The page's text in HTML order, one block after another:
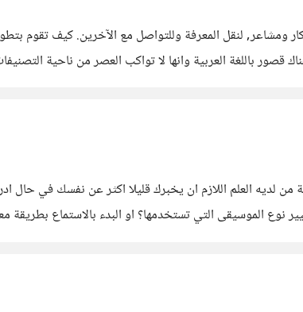
ومشاعر, لنقل المعرفة وللتواصل مع الآخرين. كيف تقوم
باللغة العربية وانها لا تواكب العصر من ناحية
نوع الموسيقى التي تستخدمها؟ او البدء بالاستماع